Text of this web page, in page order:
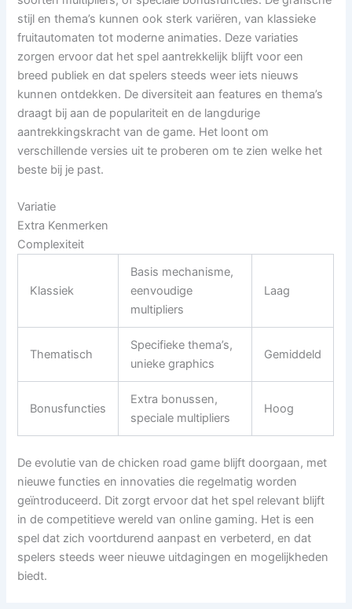
stijl en thema’s kunnen ook sterk variëren, van klassieke
fruitautomaten tot moderne animaties. Deze variaties
zorgen ervoor dat het spel aantrekkelijk blijft voor een
breed publiek en dat spelers steeds weer iets nieuws
kunnen ontdekken. De diversiteit aan features en thema’s
draagt bij aan de populariteit en de langdurige
aantrekkingskracht van de game. Het loont om
verschillende versies uit te proberen om te zien welke het
beste bij je past.
Variatie
Extra Kenmerken
Complexiteit
Klassiek
Basis mechanisme,
eenvoudige
multipliers
Laag
Thematisch
Specifieke thema’s,
unieke graphics
Gemiddeld
Bonusfuncties
Extra bonussen,
speciale multipliers
Hoog
De evolutie van de chicken road game blijft doorgaan, met
nieuwe functies en innovaties die regelmatig worden
geïntroduceerd. Dit zorgt ervoor dat het spel relevant blijft
in de competitieve wereld van online gaming. Het is een
spel dat zich voortdurend aanpast en verbeterd, en dat
spelers steeds weer nieuwe uitdagingen en mogelijkheden
biedt.